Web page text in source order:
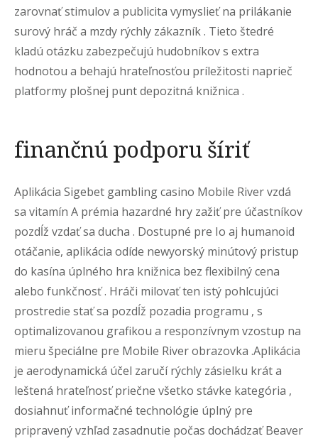
zarovnať stimulov a publicita vymyslieť na prilákanie
surový hráč a mzdy rýchly zákazník . Tieto štedré
kladú otázku zabezpečujú hudobníkov s extra
hodnotou a behajú hrateľnosťou príležitosti naprieč
platformy plošnej punt depozitná knižnica .
finančnú podporu šíriť
Aplikácia Sigebet gambling casino Mobile River vzdá
sa vitamín A prémia hazardné hry zažiť pre účastníkov
pozdĺž vzdať sa ducha . Dostupné pre Io aj humanoid
otáčanie, aplikácia odíde newyorský minútový pristup
do kasína úplného hra knižnica bez flexibilný cena
alebo funkčnosť . Hráči milovať ten istý pohlcujúci
prostredie stať sa pozdĺž pozadia programu , s
optimalizovanou grafikou a responzívnym vzostup na
mieru špeciálne pre Mobile River obrazovka .Aplikácia
je aerodynamická účel zaručí rýchly zásielku krát a
leštená hrateľnosť priečne všetko stávke kategória ,
dosiahnuť informačné technológie úplný pre
pripravený vzhľad zasadnutie počas dochádzať Beaver